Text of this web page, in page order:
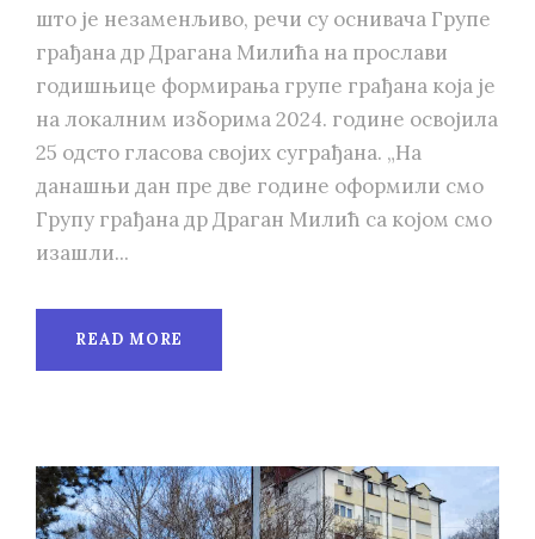
што је незаменљиво, речи су оснивача Групе
грађана др Драгана Милића на прослави
годишњице формирања групе грађана која је
на локалним изборима 2024. године освојила
25 одсто гласова својих суграђана. „На
данашњи дан пре две године оформили смо
Групу грађана др Драган Милић са којом смо
изашли...
READ MORE